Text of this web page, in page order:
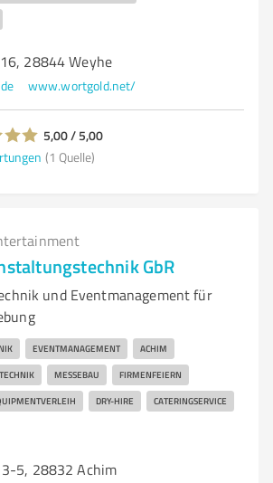
28844 Weyhe
www.wortgold.net/
5,00 / 5,00
(1 Quelle)
GbR
und Eventmanagement für
EVENTMANAGEMENT ACHIM
MESSEBAU FIRMENFEIERN
DRY-HIRE CATERINGSERVICE
5, 28832 Achim